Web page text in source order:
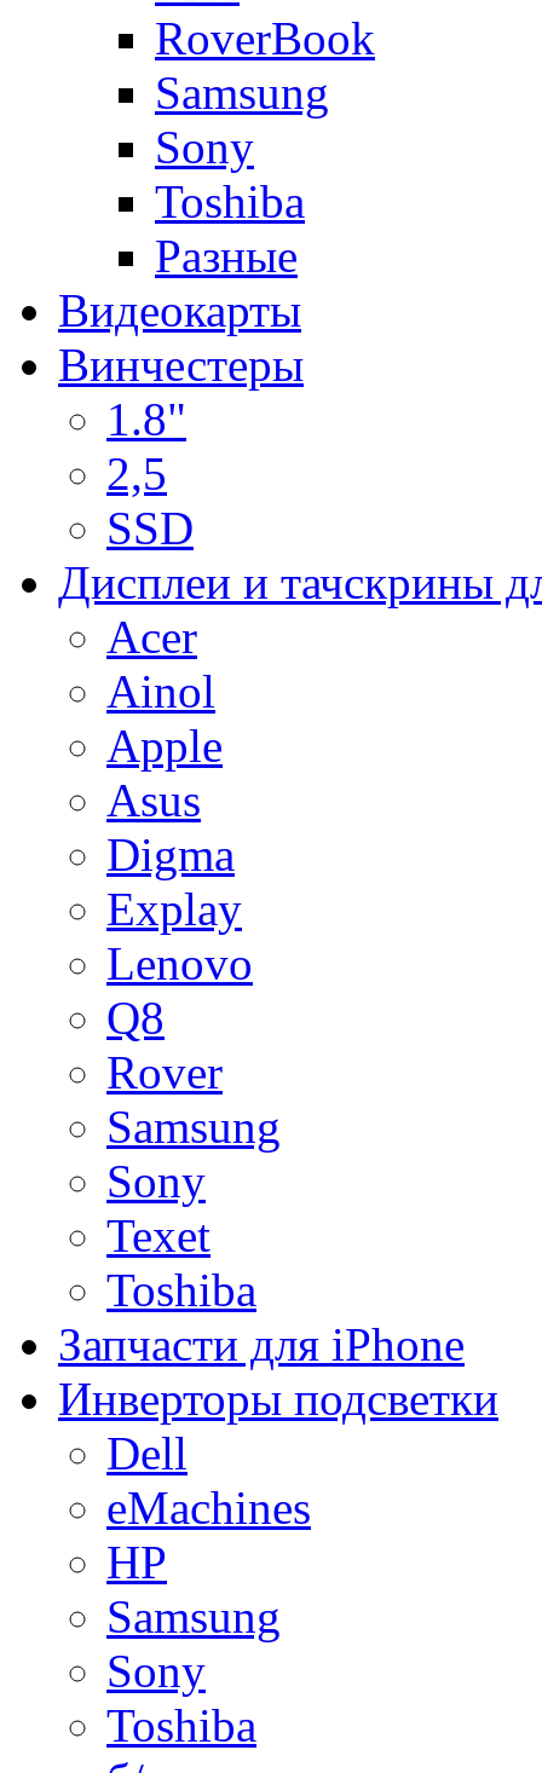
RoverBook
Samsung
Sony
Toshiba
Разные
Видеокарты
Винчестеры
1.8"
2,5
SSD
Дисплеи и тачскрины
Acer
Ainol
Apple
Asus
Digma
Explay
Lenovo
Q8
Rover
Samsung
Sony
Texet
Toshiba
Запчасти для iPhone
Инверторы подсветки
Dell
eMachines
HP
Samsung
Sony
Toshiba